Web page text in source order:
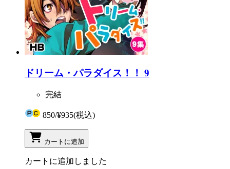
ドリーム・パラダイス！！ 9
完結
850/¥935(税込)
カートに追加
カートに追加しました